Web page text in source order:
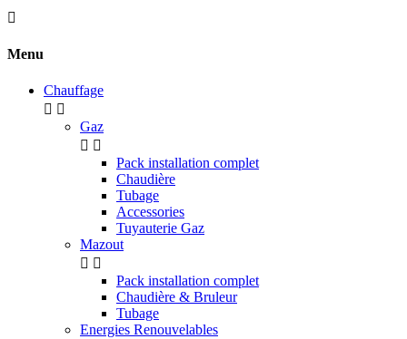

Menu
Chauffage
 
Gaz
 
Pack installation complet
Chaudière
Tubage
Accessories
Tuyauterie Gaz
Mazout
 
Pack installation complet
Chaudière & Bruleur
Tubage
Energies Renouvelables